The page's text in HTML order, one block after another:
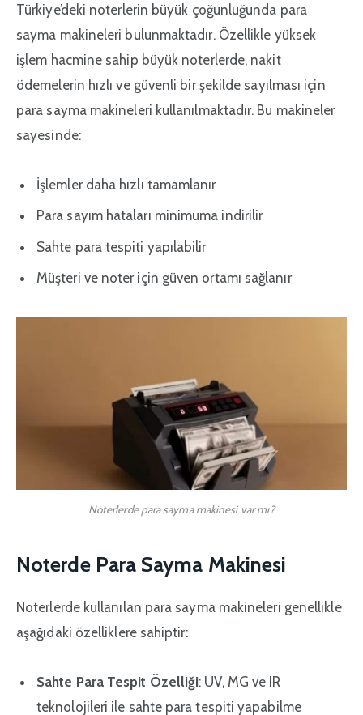
Türkiye’deki noterlerin büyük çoğunluğunda para
sayma makineleri bulunmaktadır. Özellikle yüksek
işlem hacmine sahip büyük noterlerde, nakit
ödemelerin hızlı ve güvenli bir şekilde sayılması için
para sayma makineleri kullanılmaktadır. Bu makineler
sayesinde:
İşlemler daha hızlı tamamlanır
Para sayım hataları minimuma indirilir
Sahte para tespiti yapılabilir
Müşteri ve noter için güven ortamı sağlanır
Noterlerde para sayma makinesi var mı?
Noterde Para Sayma Makinesi
Noterlerde kullanılan para sayma makineleri genellikle
aşağıdaki özelliklere sahiptir:
Sahte Para Tespit Özelliği: UV, MG ve IR
teknolojileri ile sahte para tespiti yapabilme